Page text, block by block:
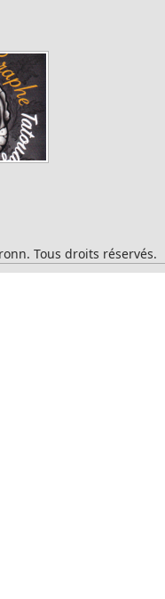
Tous droits réservés.